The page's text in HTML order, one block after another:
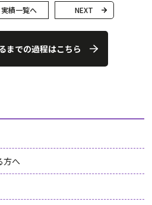
実績一覧へ NEXT
までの過程はこちら
方へ